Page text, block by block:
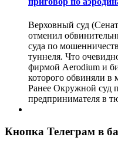
Верховный суд
отменил
суда по
туннеля. Что
фирмой Aerodium и
которого обвиняли в
Ранее Окружной суд
предпринимателя в
Кнопка Телеграм в